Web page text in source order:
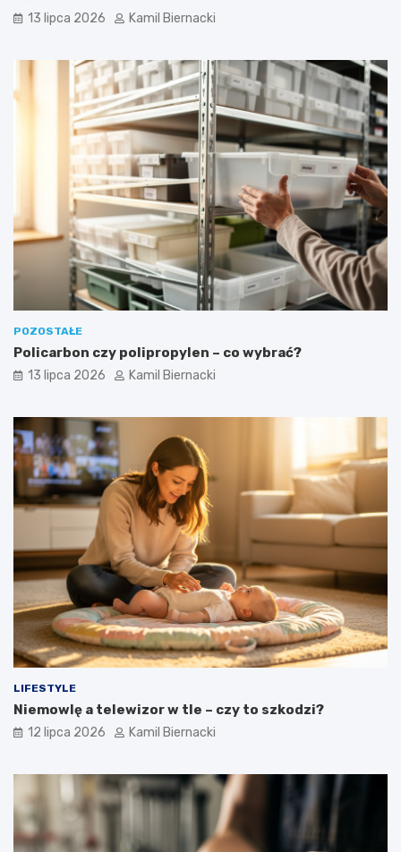
13 lipca 2026 Kamil Biernacki
POZOSTAŁE
Policarbon czy polipropylen – co wybrać?
13 lipca 2026 Kamil Biernacki
LIFESTYLE
Niemowlę a telewizor w tle – czy to szkodzi?
12 lipca 2026 Kamil Biernacki